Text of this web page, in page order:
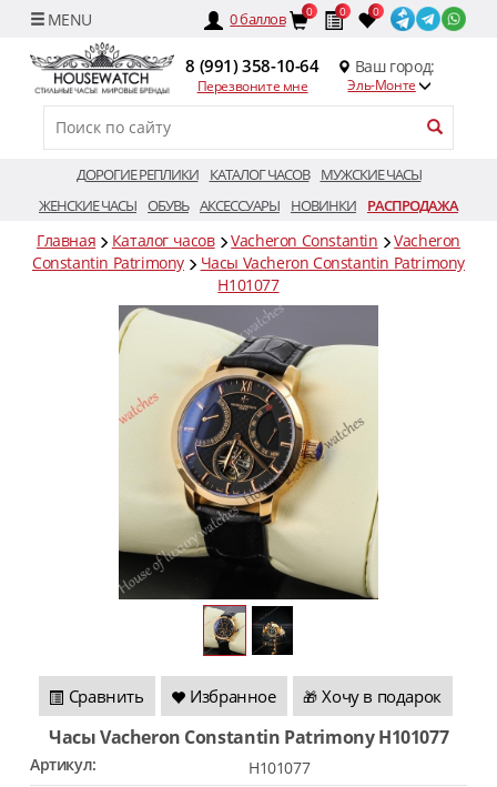
0баллов 0 0 0
8 (991) 358-10-64
Перезвоните мне
Ваш город:
Эль-Монте
ДОРОГИЕ РЕПЛИКИ КАТАЛОГ ЧАСОВ
МУЖСКИЕ ЧАСЫ
ЖЕНСКИЕ ЧАСЫ ОБУВЬ АКСЕССУАРЫ НОВИНКИ РАСПРОДАЖА
Главная Каталог часов Vacheron Constantin
Vacheron
Constantin Patrimony
Часы Vacheron Constantin Patrimony
H101077
Сравнить Избранное 🎁 Хочу в подарок
Часы Vacheron Constantin Patrimony H101077
Артикул:
H101077